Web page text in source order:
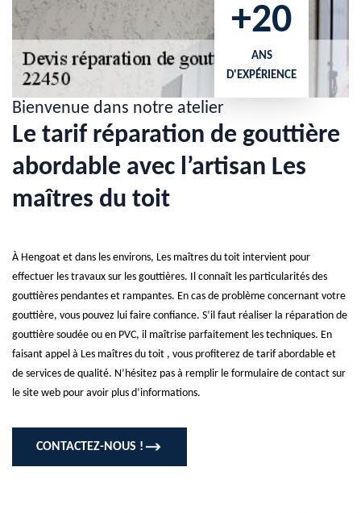
+20
ANS
D'EXPÉRIENCE
Bienvenue dans notre atelier
Le tarif réparation de gouttière
abordable avec l’artisan Les
maîtres du toit
À Hengoat et dans les environs, Les maîtres du toit intervient pour
effectuer les travaux sur les gouttières. Il connaît les particularités des
gouttières pendantes et rampantes. En cas de problème concernant votre
gouttière, vous pouvez lui faire confiance. S’il faut réaliser la réparation de
gouttière soudée ou en PVC, il maîtrise parfaitement les techniques. En
faisant appel à Les maîtres du toit , vous profiterez de tarif abordable et
de services de qualité. N’hésitez pas à remplir le formulaire de contact sur
le site web pour avoir plus d’informations.
CONTACTEZ-NOUS !